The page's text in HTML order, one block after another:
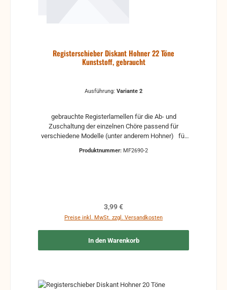
Registerschieber Diskant Hohner 22 Töne
Kunststoff, gebraucht
Ausführung: Variante 2
gebrauchte Registerlamellen für die Ab- und
Zuschaltung der einzelnen Chöre passend für
verschiedene Modelle (unter anderem Hohner) für
Produktnummer: MF2690-2
Regulärer Preis:
3,99 €
Preise inkl. MwSt. zzgl. Versandkosten
In den Warenkorb